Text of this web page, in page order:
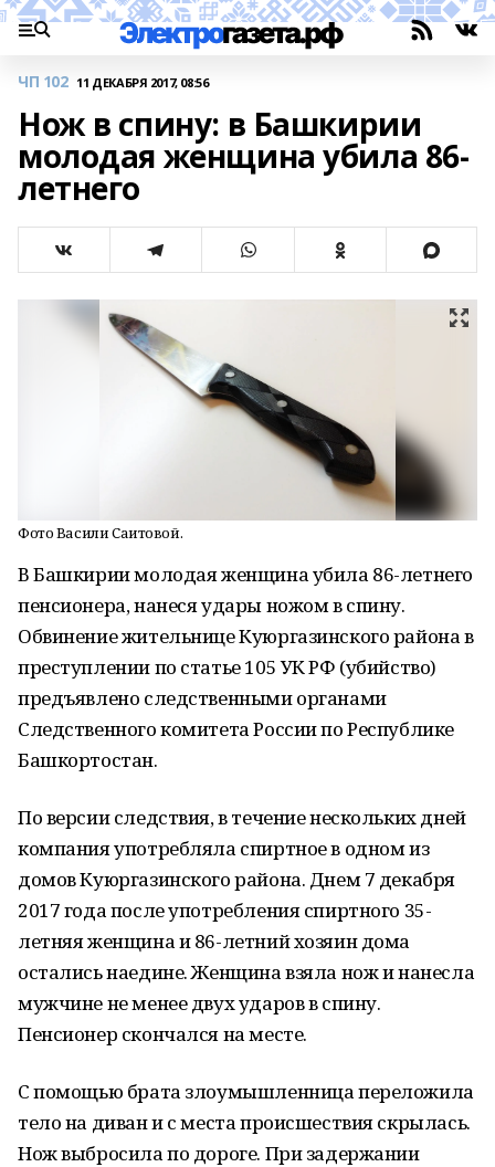
ЧП 102 11 ДЕКАБРЯ 2017, 08:56
Нож в спину: в Башкирии
молодая женщина убила 86-
летнего
Фото Васили Саитовой.
В Башкирии молодая женщина убила 86-летнего
пенсионера, нанеся удары ножом в спину.
Обвинение жительнице Куюргазинского района в
преступлении по статье 105 УК РФ (убийство)
предъявлено следственными органами
Следственного комитета России по Республике
Башкортостан.
По версии следствия, в течение нескольких дней
компания употребляла спиртное в одном из
домов Куюргазинского района. Днем 7 декабря
2017 года после употребления спиртного 35-
летняя женщина и 86-летний хозяин дома
остались наедине. Женщина взяла нож и нанесла
мужчине не менее двух ударов в спину.
Пенсионер скончался на месте.
С помощью брата злоумышленница переложила
тело на диван и с места происшествия скрылась.
Нож выбросила по дороге. При задержании